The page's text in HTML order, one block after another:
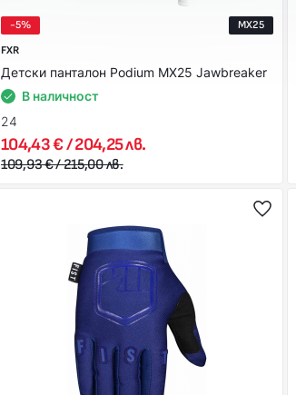
-5%
MX25
FXR
Детски панталон Podium MX25 Jawbreaker
В наличност
24
104,43 € / 204,25 лв.
109,93 € / 215,00 лв.